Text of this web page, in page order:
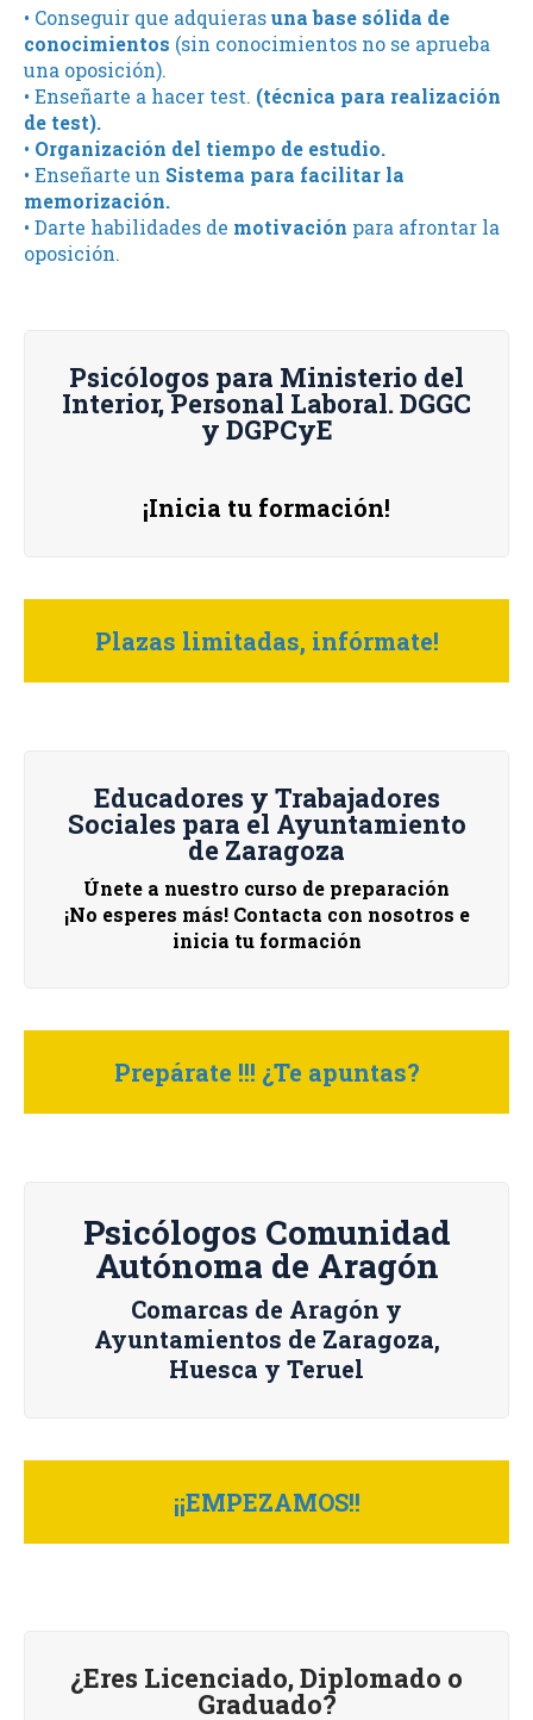
• Conseguir que adquierasuna base sólida de
conocimientos (sin conocimientos no se aprueba
una oposición).
• Enseñarte a hacer test. (técnica para realización
de test).
• Organización del tiempo de estudio.
• Enseñarte un Sistema para facilitar la
memorización.
• Darte habilidades de motivación para afrontar la
oposición.
Psicólogos para Ministerio del
Interior, Personal Laboral. DGGC
y DGPCyE
¡Inicia tu formación!
Plazas limitadas, infórmate!
Educadores y Trabajadores
Sociales para el Ayuntamiento
de Zaragoza
Únete a nuestro curso de preparación
¡No esperes más! Contacta con nosotros e
inicia tu formación
Prepárate !!! ¿Te apuntas?
Psicólogos Comunidad
Autónoma de Aragón
Comarcas de Aragón y
Ayuntamientos de Zaragoza,
Huesca y Teruel
¡¡EMPEZAMOS!!
¿Eres Licenciado, Diplomado o
Graduado?